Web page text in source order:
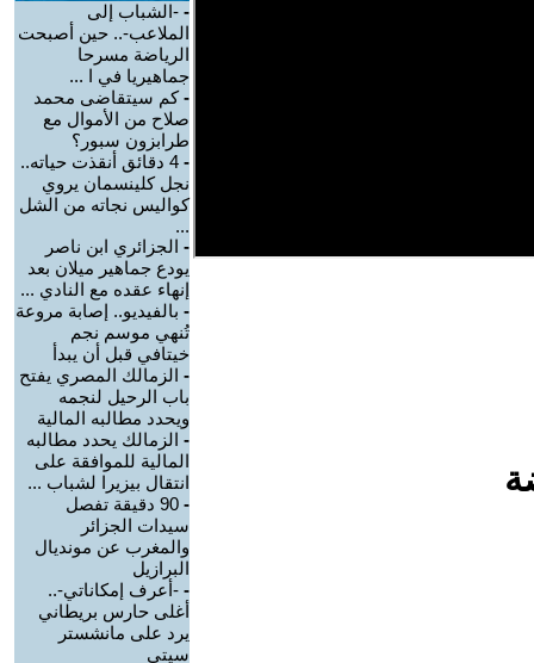
- -الشباب إلى
الملاعب-.. حين أصبحت
الرياضة مسرحا
جماهيريا في ا ...
-كم سيتقاضى محمد
صلاح من الأموال مع
طرابزون سبور؟
-
4 دقائق أنقذت حياته..
نجل كلينسمان يروي
كواليس نجاته من الشل
...
- الجزائري ابن ناصر
يودع جماهير ميلان بعد
إنهاء عقده مع النادي ...
- بالفيديو.. إصابة مروعة
تُنهي موسم نجم
خيتافي قبل أن يبدأ
- الزمالك المصري يفتح
باب الرحيل لنجمه
ويحدد مطالبه المالية
- الزمالك يحدد مطالبه
المالية للموافقة على
انتقال بيزيرا لشباب ...
-
90 دقيقة تفصل
سيدات الجزائر
والمغرب عن مونديال
البرازيل
- -أعرف إمكاناتي-..
أغلى حارس بريطاني
يرد على مانشستر
سيتي